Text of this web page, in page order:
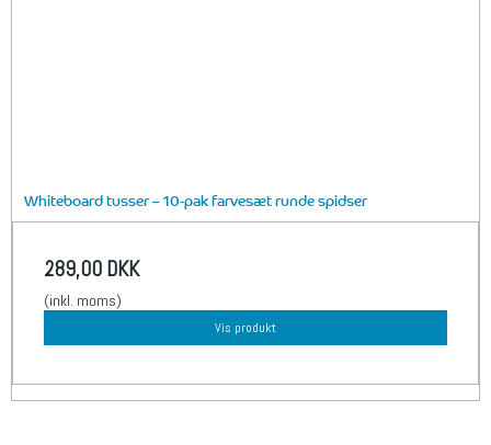
Whiteboard tusser – 10-pak farvesæt runde spidser
289,00 DKK
(inkl. moms)
Vis produkt